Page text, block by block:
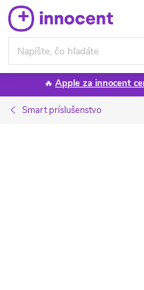
Prejsť
na
obsah
🔥 Apple za innocent
Smart príslušenstvo